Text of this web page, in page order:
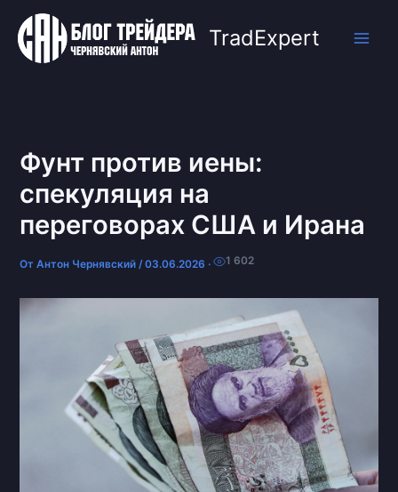
Перейти
содержимому
TradExpert
Фунт против иены:
спекуляция на
переговорах США и Ирана
ОтАнтон Чернявский/03.06.2026 · 1 602